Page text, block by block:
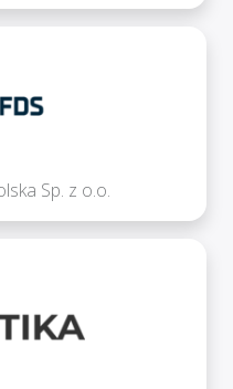
Sp. z o.o.